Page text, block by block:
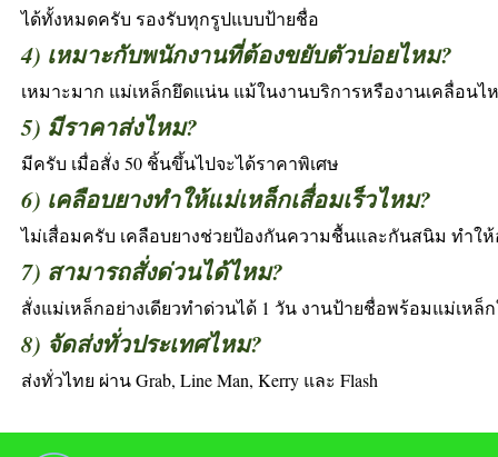
ได้ทั้งหมดครับ รองรับทุกรูปแบบป้ายชื่อ
4) เหมาะกับพนักงานที่ต้องขยับตัวบ่อยไหม?
เหมาะมาก แม่เหล็กยึดแน่น แม้ในงานบริการหรืองานเคลื่อนไ
5) มีราคาส่งไหม?
มีครับ เมื่อสั่ง 50 ชิ้นขึ้นไปจะได้ราคาพิเศษ
6) เคลือบยางทำให้แม่เหล็กเสื่อมเร็วไหม?
ไม่เสื่อมครับ เคลือบยางช่วยป้องกันความชื้นและกันสนิม ทำใ
7) สามารถสั่งด่วนได้ไหม?
สั่งแม่เหล็กอย่างเดียวทำด่วนได้ 1 วัน งานป้ายชื่อพร้อมแม่เหล็ก
8) จัดส่งทั่วประเทศไหม?
ส่งทั่วไทย ผ่าน Grab, Line Man, Kerry และ Flash